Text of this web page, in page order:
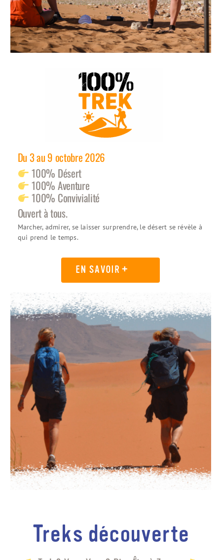
Du 3 au 9 octobre 2026
100% Désert
100% Aventure
100% Convivialité
Ouvert à tous.
Marcher, admirer, se laisser surprendre, le désert se révèle à
qui prend le temps.
EN SAVOIR +
Treks découverte